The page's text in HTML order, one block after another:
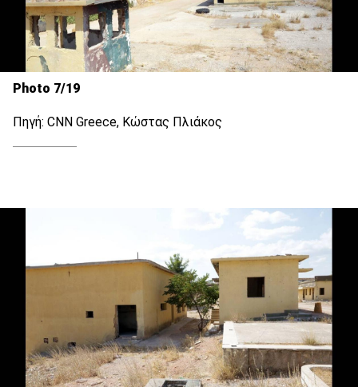
Photo 7/19
Πηγή: CNN Greece, Κώστας Πλιάκος